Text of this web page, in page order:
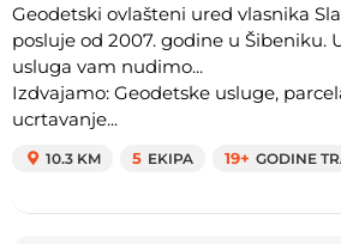
Geodetski ovlašteni ured vlasnika
posluje od 2007. godine u Šibeniku.
usluga vam nudimo...
Izdvajamo: Geodetske usluge,
ucrtavanje...
10.3 KM 5 EKIPA 19+ GODINE